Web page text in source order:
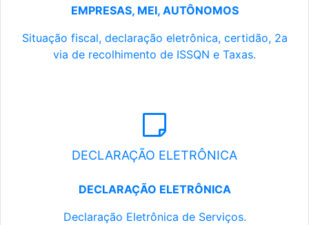
EMPRESAS, MEI, AUTÔNOMOS
Situação fiscal, declaração eletrônica, certidão, 2a
via de recolhimento de ISSQN e Taxas.
DECLARAÇÃO ELETRÔNICA
DECLARAÇÃO ELETRÔNICA
Declaração Eletrônica de Serviços.